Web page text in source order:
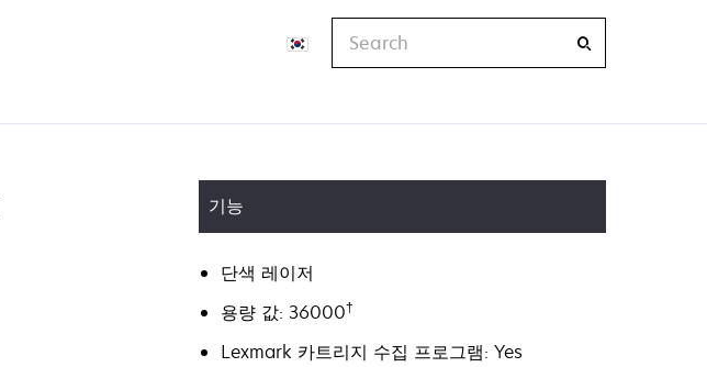
기능
단색 레이저
용량 값: 36000†
Lexmark 카트리지 수집 프로그램: Yes